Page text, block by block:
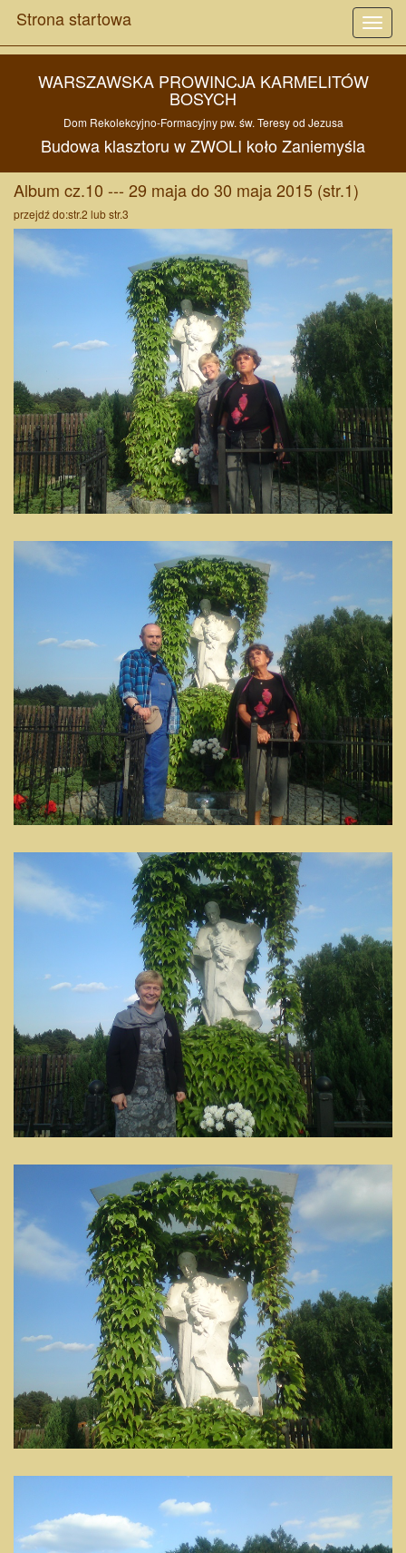
Strona startowa
WARSZAWSKA PROWINCJA KARMELITÓW
BOSYCH
Dom Rekolekcyjno-Formacyjny pw. św. Teresy od Jezusa
Budowa klasztoru wZWOLI kołoZaniemyśla
Album cz.10 --- 29 maja do 30 maja 2015 (str.1)
przejdź do:str.2 lubstr.3